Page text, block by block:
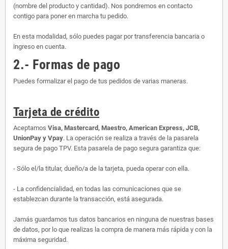
(nombre del producto y cantidad). Nos pondremos en contacto
contigo para poner en marcha tu pedido.
En esta modalidad, sólo puedes pagar por transferencia bancaria o
ingreso en cuenta.
2.- Formas de pago
Puedes formalizar el pago de tus pedidos de varias maneras.
Tarjeta de crédito
Aceptamos Visa, Mastercard, Maestro, American Express, JCB,
UnionPay y Vpay. La operación se realiza a través de la pasarela
segura de pago TPV. Esta pasarela de pago segura garantiza que:
- Sólo el/la titular, dueño/a de la tarjeta, pueda operar con ella.
- La confidencialidad, en todas las comunicaciones que se
establezcan durante la transacción, está asegurada.
Jamás guardamos tus datos bancarios en ninguna de nuestras bases
de datos, por lo que realizas la compra de manera más rápida y con la
máxima seguridad.